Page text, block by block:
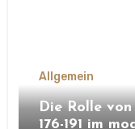
Allgemein
Die Rolle
176-191 im